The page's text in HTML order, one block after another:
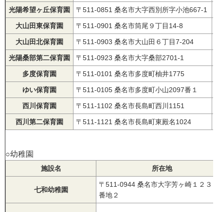
光陽希望ヶ丘保育園 〒511-0851 桑名市大字西別所字小池667-1
大山田東保育園 〒511-0901 桑名市筒尾９丁目14-8
大山田北保育園 〒511-0903 桑名市大山田６丁目7-204
光陽桑部第二保育園 〒511-0923 桑名市大字桑部2701-1
多度保育園 〒511-0101 桑名市多度町柚井1775
ゆい保育園 〒511-0105 桑名市多度町小山2097番１
西川保育園 〒511-1102 桑名市長島町西川1151
西川第二保育園 〒511-1121 桑名市長島町東殿名1024
○幼稚園
施設名 所在地
七和幼稚園
〒511-0944 桑名市大字芳ヶ崎１２３
番地２